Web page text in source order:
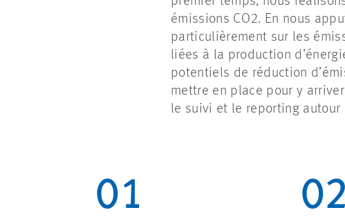
émissions CO2. En nous
particulièrement sur les
liées à la production
potentiels de réduction
mettre en place pour y
le suivi et le reporting autour
01 02